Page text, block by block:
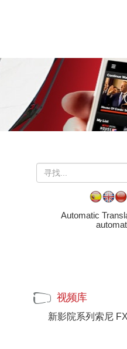
Automatic
视频库
新影院系列索尼